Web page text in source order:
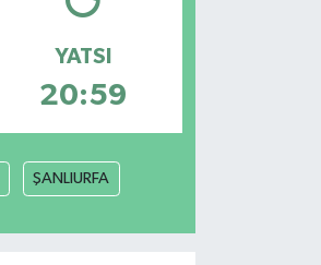
YATSI
20:59
ŞANLIURFA